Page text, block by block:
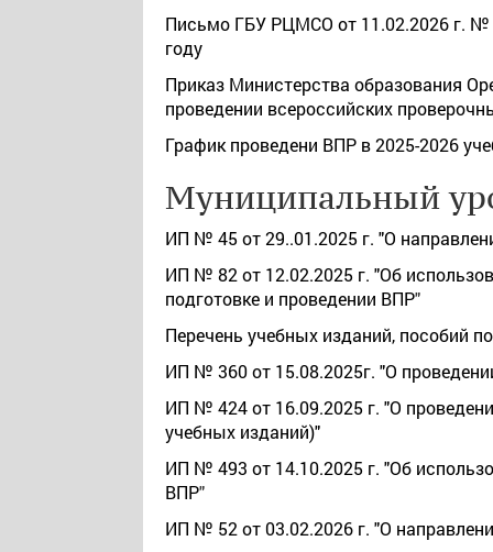
Письмо ГБУ РЦМСО от 11.02.2026 г. №
году
Приказ Министерства образования
проведении всероссийских
График проведени ВПР в 2025-2026
Муниципальный
ИП № 45 от 29..01.2025 г. "О
ИП № 82 от 12.02.2025 г. "Об
подготовке и проведении ВПР"
Перечень учебных изданий, пособий
ИП № 360 от 15.08.2025г. "О
ИП № 424 от 16.09.2025 г. "О
учебных изданий)"
ИП № 493 от 14.10.2025 г. "Об
ВПР"
ИП № 52 от 03.02.2026 г. "О